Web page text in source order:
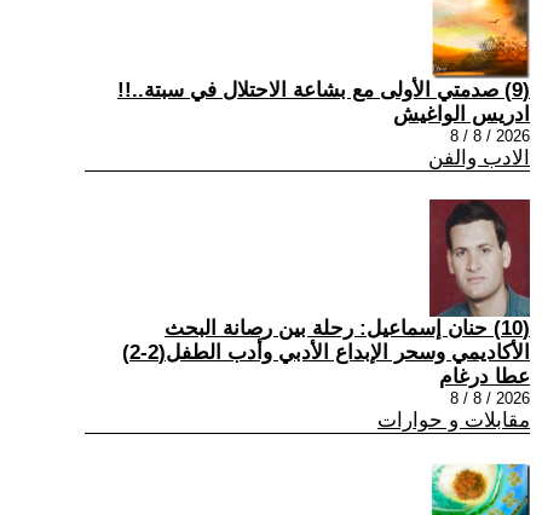
(9) صدمتي الأولى مع بشاعة الاحتلال في سبتة..!!
ادريس الواغيش
2026 / 8 / 8
الادب والفن
(10) حنان إسماعيل: رحلة بين رصانة البحث
الأكاديمي وسحر الإبداع الأدبي وأدب الطفل(2-2)
عطا درغام
2026 / 8 / 8
مقابلات و حوارات